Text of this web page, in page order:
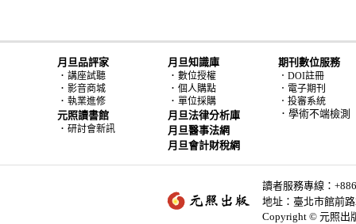
月旦品評家
． 講座試聽
． 影音商城
． 執業進修
元照讀書館
． 研討會新訊
月旦知識庫
． 數位授權
． 個人購點
． 單位採購
月旦法律分析庫
月旦醫事法網
月旦會計財稅網
期刊數位服務
．DOI註冊
．電子期刊
．投審系統
．學術不端檢測
讀者服務專線：
地址：臺北市館前
Copyright © 元照出